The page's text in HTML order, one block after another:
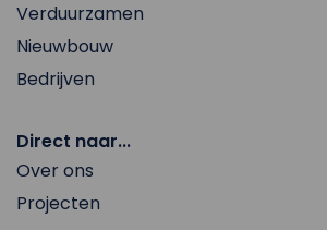
Verduurzamen
Nieuwbouw
Bedrijven
Direct naar...
Over ons
Projecten